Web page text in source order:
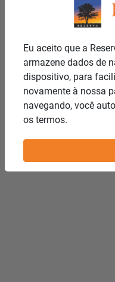
Eu aceito que a
armazene dados de
dispositivo, para
novamente à nossa
navegando, você
os termos.